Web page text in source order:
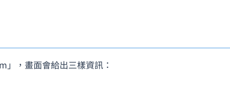
，畫面會給出三樣資訊：